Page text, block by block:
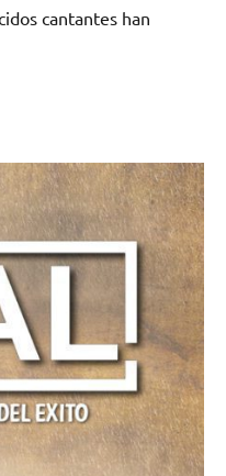
cantantes han